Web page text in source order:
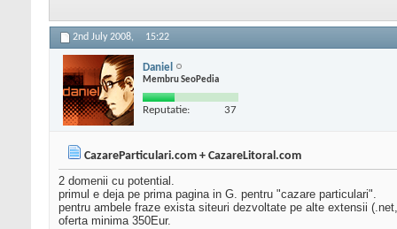
2nd July 2008, 15:22
Daniel
Membru SeoPedia
Reputatie: 37
CazareParticulari.com + CazareLitoral.com
2 domenii cu potential.
primul e deja pe prima pagina in G. pentru "cazare particulari".
pentru ambele fraze exista siteuri dezvoltate pe alte extensii
oferta minima 350Eur.